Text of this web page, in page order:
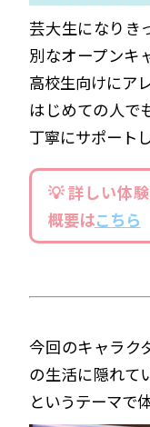
芸大生になりき
別なオープンキ
高校生向けにア
はじめての人で
丁寧にサポート
💡 詳しい体
概要はこちら
今回のキャラク
の生活に隠れて
というテーマで